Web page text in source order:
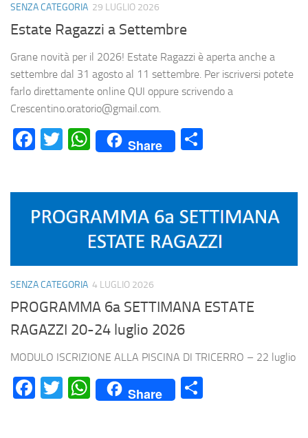
SENZA CATEGORIA 29 LUGLIO 2026
Estate Ragazzi a Settembre
Grane novità per il 2026! Estate Ragazzi è aperta anche a
settembre dal 31 agosto al 11 settembre. Per iscriversi potete
farlo direttamente online QUI oppure scrivendo a
Crescentino.oratorio@gmail.com.
Facebook
Twitter
WhatsApp
Share
SENZA CATEGORIA 4 LUGLIO 2026
PROGRAMMA 6a SETTIMANA ESTATE
RAGAZZI 20-24 luglio 2026
MODULO ISCRIZIONE ALLA PISCINA DI TRICERRO – 22 luglio
Facebook
Twitter
WhatsApp
Share